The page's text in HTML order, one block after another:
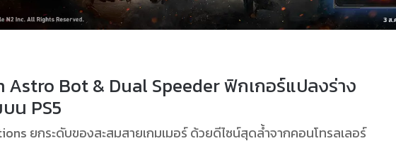
Astro Bot & Dual Speeder ฟิกเกอร์แปลงร่าง
น PS5
ยกระดับของสะสมสายเกมเมอร์ ด้วยดีไซน์สุดล้ำจากคอนโทรลเลอร์